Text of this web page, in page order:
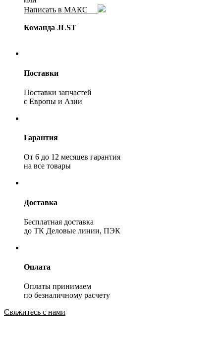
Написать в МАКС
Команда JLST
Поставки
Поставки запчастей
с Европы и Азии
Гарантия
От 6 до 12 месяцев гарантия
на все товары
Доставка
Бесплатная доставка
до ТК Деловые линии, ПЭК
Оплата
Оплаты принимаем
по безналичному расчету
Свяжитесь с нами